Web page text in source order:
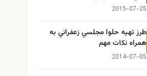
2015-07-25
طرز تهيه حلوا مجلسي زعفراني به
همراه نكات مهم
2014-07-05